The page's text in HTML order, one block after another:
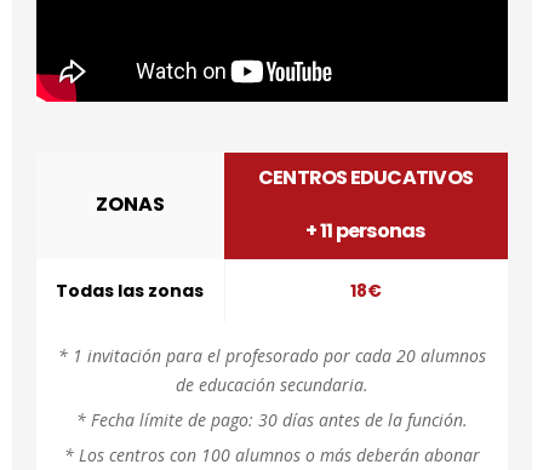
ZONAS
CENTROS EDUCATIVOS
+ 11 personas
Todas las zonas 18€
* 1 invitación para el profesorado por cada 20 alumnos
de educación secundaria.
* Fecha límite de pago: 30 días antes de la función.
* Los centros con 100 alumnos o más deberán abonar